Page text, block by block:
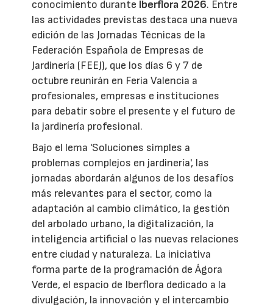
conocimiento durante Iberflora 2026. Entre
las actividades previstas destaca una nueva
edición de las Jornadas Técnicas de la
Federación Española de Empresas de
Jardinería (FEEJ), que los días 6 y 7 de
octubre reunirán en Feria Valencia a
profesionales, empresas e instituciones
para debatir sobre el presente y el futuro de
la jardinería profesional.
Bajo el lema 'Soluciones simples a
problemas complejos en jardinería', las
jornadas abordarán algunos de los desafíos
más relevantes para el sector, como la
adaptación al cambio climático, la gestión
del arbolado urbano, la digitalización, la
inteligencia artificial o las nuevas relaciones
entre ciudad y naturaleza. La iniciativa
forma parte de la programación de Ágora
Verde, el espacio de Iberflora dedicado a la
divulgación, la innovación y el intercambio